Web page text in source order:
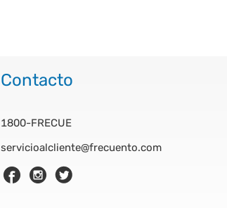
Contacto
1800-FRECUE
servicioalcliente@frecuento.com